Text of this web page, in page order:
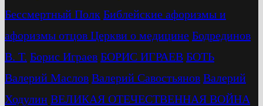
Бессмертный Полк Библейские афоризмы и
афоризмы отцов Церкви о медицине Бодрединов
В. Т. Бориc Играев БОРИС ИГРАЕВ БОТЬ
Валерий Маслов Валерий Савостьянов Валерий
Ходулин ВЕЛИКАЯ ОТЕЧЕСТВЕННАЯ ВОЙНА